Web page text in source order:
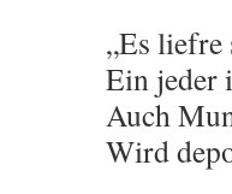
„Es liefre
Ein jeder
Auch
Wird